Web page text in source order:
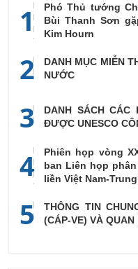
1
Phó Thủ tướng
Bùi Thanh Sơn
Kim Hourn
2
DANH MỤC MIỄN
NƯỚC
3
DANH SÁCH CÁC
ĐƯỢC UNESCO
4
Phiên họp vòng
ban Liên họp
liền Việt Nam-
5
THÔNG TIN
(CÁP-VE) VÀ QUAN